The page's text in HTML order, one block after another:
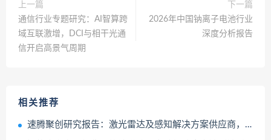
上一篇
通信行业专题研究：AI智算跨
域互联激增，DCI与相干光通
信开启高景气周期
下一篇
2026年中国钠离子电池行业
深度分析报告
相关推荐
速腾聚创研究报告：激光雷达及感知解决方案供应商，软硬兼修枕戈待旦